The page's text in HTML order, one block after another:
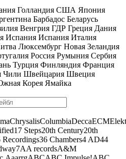
Голландия США Япония
Барбадос Беларусь
Венгрия ГДР Греция Дания
Испания Испания Италия
Люксембург Новая Зеландия
Россия Румыния Сербия
Турция Финляндия Франция
Чили Швейцария Швеция
Корея Ямайка
ChrysalisColumbiaDeccaECM
17 Steps20th Century20th
Recordings36 Chambers4 AD44
7AA recordsA&M